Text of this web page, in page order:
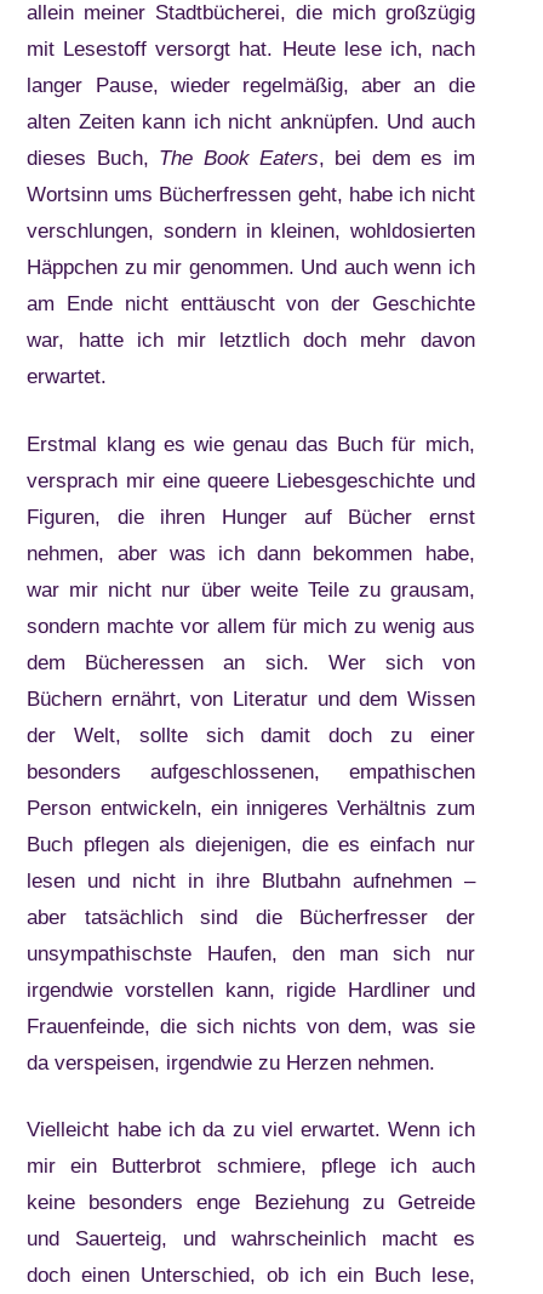
allein meiner Stadtbücherei, die mich großzügig
mit Lesestoff versorgt hat. Heute lese ich, nach
langer Pause, wieder regelmäßig, aber an die
alten Zeiten kann ich nicht anknüpfen. Und auch
dieses Buch, The Book Eaters, bei dem es im
Wortsinn ums Bücherfressen geht, habe ich nicht
verschlungen, sondern in kleinen, wohldosierten
Häppchen zu mir genommen. Und auch wenn ich
am Ende nicht enttäuscht von der Geschichte
war, hatte ich mir letztlich doch mehr davon
erwartet.
Erstmal klang es wie genau das Buch für mich,
versprach mir eine queere Liebesgeschichte und
Figuren, die ihren Hunger auf Bücher ernst
nehmen, aber was ich dann bekommen habe,
war mir nicht nur über weite Teile zu grausam,
sondern machte vor allem für mich zu wenig aus
dem Bücheressen an sich. Wer sich von
Büchern ernährt, von Literatur und dem Wissen
der Welt, sollte sich damit doch zu einer
besonders aufgeschlossenen, empathischen
Person entwickeln, ein innigeres Verhältnis zum
Buch pflegen als diejenigen, die es einfach nur
lesen und nicht in ihre Blutbahn aufnehmen –
aber tatsächlich sind die Bücherfresser der
unsympathischste Haufen, den man sich nur
irgendwie vorstellen kann, rigide Hardliner und
Frauenfeinde, die sich nichts von dem, was sie
da verspeisen, irgendwie zu Herzen nehmen.
Vielleicht habe ich da zu viel erwartet. Wenn ich
mir ein Butterbrot schmiere, pflege ich auch
keine besonders enge Beziehung zu Getreide
und Sauerteig, und wahrscheinlich macht es
doch einen Unterschied, ob ich ein Buch lese,